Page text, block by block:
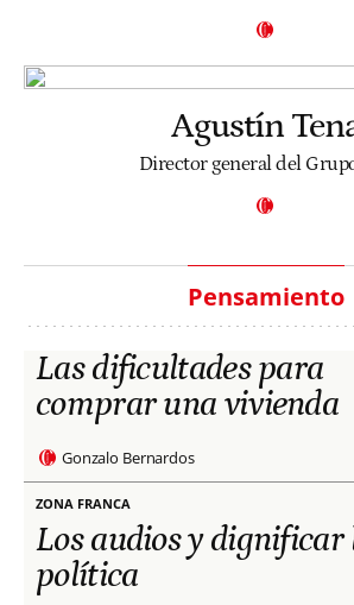
Agustín
Director general del
Pensamiento
Las dificultades para
comprar una vivienda
Gonzalo Bernardos
ZONA FRANCA
Los audios y dignificar
política